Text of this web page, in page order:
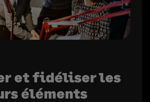
et fidéliser les
éléments